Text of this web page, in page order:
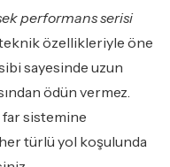
performans serisi
özellikleriyle öne
sayesinde uzun
ödün vermez.
far sistemine
türlü yol koşulunda